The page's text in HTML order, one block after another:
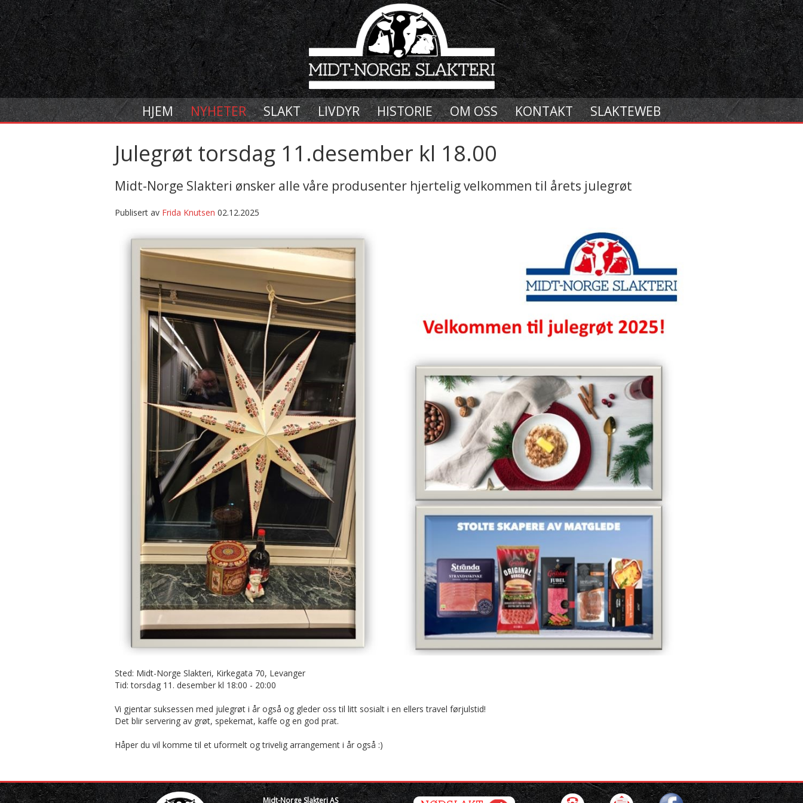
HJEM NYHETER SLAKT LIVDYR HISTORIE OM OSS KONTAKT SLAKTEWEB
Julegrøt torsdag 11.desember kl 18.00
Midt-Norge Slakteri ønsker alle våre produsenter hjertelig velkommen til årets julegrøt
Publisert av Frida Knutsen 02.12.2025
Sted: Midt-Norge Slakteri, Kirkegata 70, Levanger
Tid: torsdag 11. desember kl 18:00 - 20:00
Vi gjentar suksessen med julegrøt i år også og gleder oss til litt sosialt i en ellers travel førjulstid!
Det blir servering av grøt, spekemat, kaffe og en god prat.
Håper du vil komme til et uformelt og trivelig arrangement i år også :)
Midt-Norge Slakteri AS